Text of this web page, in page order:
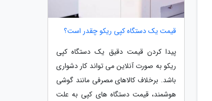
قیمت یک دستگاه کپی ریکو چقدر است؟
پیدا کردن قیمت دقیق یک دستگاه کپی
ریکو به صورت آنلاین می تواند کار دشواری
باشد. برخلاف کالاهای مصرفی مانند گوشی
هوشمند، قیمت دستگاه های کپی به علت